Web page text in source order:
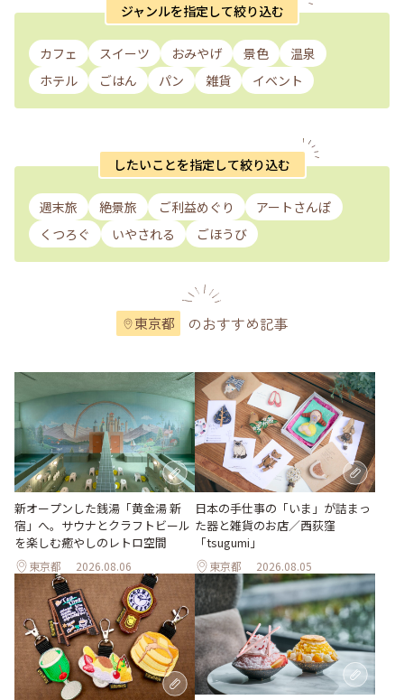
ジャンルを指定して絞り込む
カフェ スイーツ おみやげ 景色
温泉
ホテル
ごはん パン 雑貨 イベント
したいことを指定して絞り込む
週末旅 絶景旅 ご利益めぐり
アートさんぽ
くつろぐ
いやされる ごほうび
東京都 のおすすめ記事
新オープンした銭湯「黄金湯 新
宿」へ。サウナとクラフトビール
を楽しむ癒やしのレトロ空間
東京都 2026.08.06
日本の手仕事の「いま」が詰まっ
た器と雑貨のお店／西荻窪
「tsugumi」
東京都 2026.08.05